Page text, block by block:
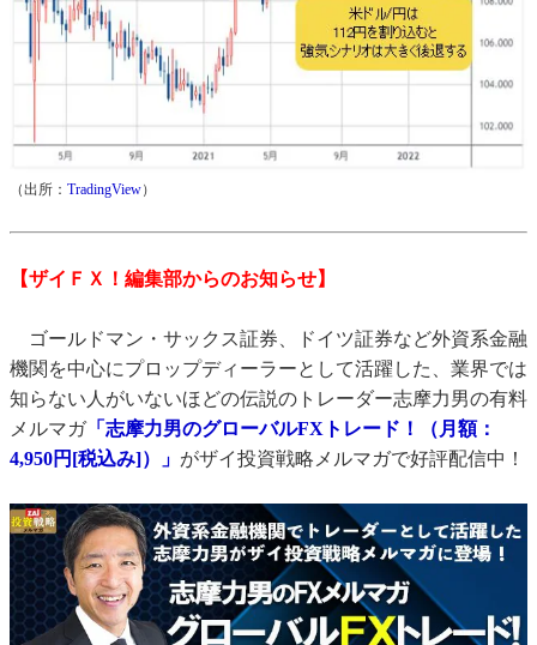
（出所： TradingView）
【ザイＦＸ！編集部からのお知らせ】
ゴールドマン・サックス証券、ドイツ証券など外資系金融
機関を中心にプロップディーラーとして活躍した、業界では
知らない人がいないほどの伝説のトレーダー志摩力男の有料
メルマガ「志摩力男のグローバルFXトレード！（月額：
4,950円[税込み]）」 がザイ投資戦略メルマガで好評配信中！